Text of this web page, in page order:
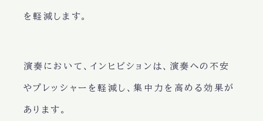
を軽減します。
演奏において、インヒビションは、演奏への不安
やプレッシャーを軽減し、集中力を高める効果が
あります。